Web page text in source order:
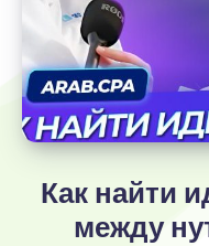
Как найти
между